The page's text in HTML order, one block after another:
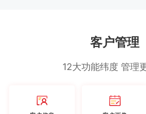
客户管理
12大功能纬度 管理